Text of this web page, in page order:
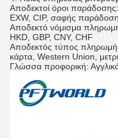
Αποδεκτοί όροι
EXW, CIP, σαφής παράδοση
Αποδεκτό νόμισμα
HKD, GBP, CNY, CHF
Αποδεκτός τύπος
κάρτα, Western Union,
Γλώσσα προφορική: Αγγλικά,